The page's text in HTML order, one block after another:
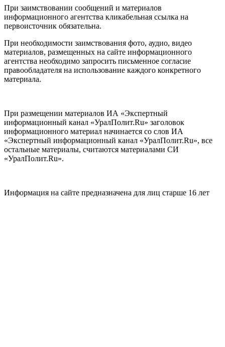
При заимствовании сообщений и материалов
информационного агентства кликабельная ссылка на
первоисточник обязательна.
При необходимости заимствования фото, аудио, видео
материалов, размещенных на сайте информационного
агентства необходимо запросить письменное согласие
правообладателя на использование каждого конкретного
материала.
При размещении материалов ИА «Экспертный
информационный канал «УралПолит.Ru» заголовок
информационного материал начинается со слов ИА
«Экспертный информационный канал «УралПолит.Ru», все
остальные материалы, считаются материалами СИ
«УралПолит.Ru».
Информация на сайте предназначена для лиц старше 16 лет